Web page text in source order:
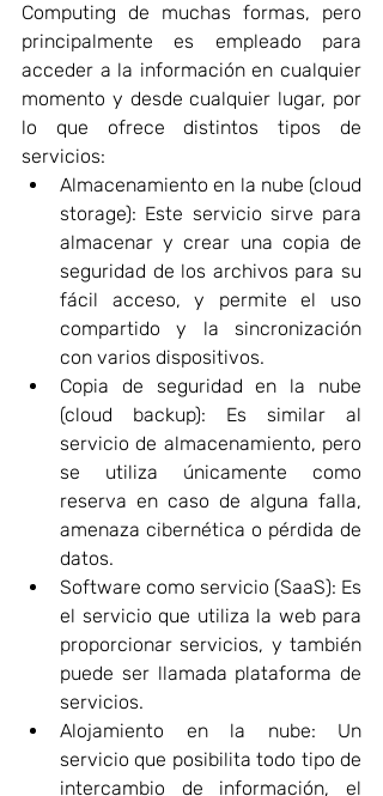
Computing de muchas formas, pero
principalmente es empleado para
acceder a la información en cualquier
momento y desde cualquier lugar, por
lo que ofrece distintos tipos de
servicios:
Almacenamiento en la nube (cloud
storage): Este servicio sirve para
almacenar y crear una copia de
seguridad de los archivos para su
fácil acceso, y permite el uso
compartido y la sincronización
con varios dispositivos.
Copia de seguridad en la nube
(cloud backup): Es similar al
servicio de almacenamiento, pero
se utiliza únicamente como
reserva en caso de alguna falla,
amenaza cibernética o pérdida de
datos.
Software como servicio (SaaS): Es
el servicio que utiliza la web para
proporcionar servicios, y también
puede ser llamada plataforma de
servicios.
Alojamiento en la nube: Un
servicio que posibilita todo tipo de
intercambio de información, el